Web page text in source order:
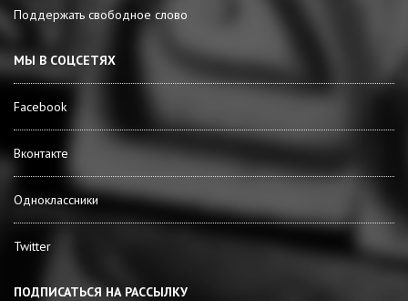
Поддержать свободное слово
МЫ В СОЦСЕТЯХ
Facebook
Вконтакте
Одноклассники
Twitter
ПОДПИСАТЬСЯ НА РАССЫЛКУ